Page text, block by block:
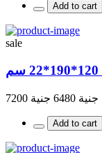
Add to cart
sale
جنية 6480 جنية 7200
Add to cart